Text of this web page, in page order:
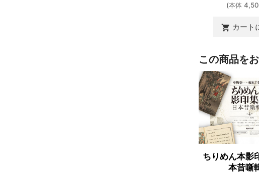
(本体
shopping_cart カート
この商品を
ちりめん本
本昔噺